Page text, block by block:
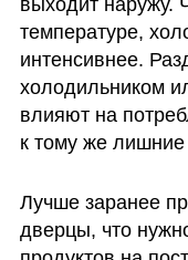
температуре,
интенсивнее.
холодильником
влияют на
к тому же
Лучше заранее
дверцы, что